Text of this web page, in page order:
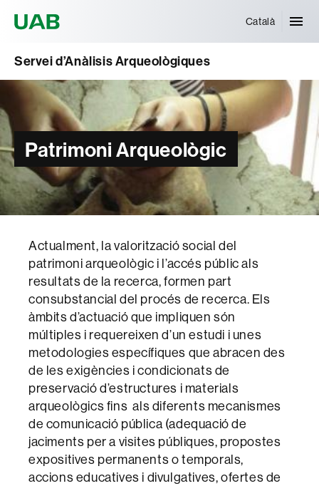
Català
Servei d’Anàlisis Arqueològiques
Patrimoni Arqueològic
Actualment, la valorització social del
patrimoni arqueològic i l’accés públic als
resultats de la recerca, formen part
consubstancial del procés de recerca. Els
àmbits d’actuació que impliquen són
múltiples i requereixen d’un estudi i unes
metodologies específiques que abracen des
de les exigències i condicionats de
preservació d’estructures i materials
arqueològics fins als diferents mecanismes
de comunicació pública (adequació de
jaciments per a visites públiques, propostes
expositives permanents o temporals,
accions educatives i divulgatives, ofertes de